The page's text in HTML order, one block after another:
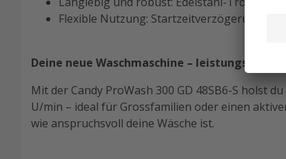
Flexible Nutzung: Startzeitverzögerung bis
Deine neue Waschmaschine – leistungsstark
Mit der Candy ProWash 300 GD 48SB6-S holst
U/min – ideal für Grossfamilien oder einen
wie anspruchsvoll deine Wäsche ist.